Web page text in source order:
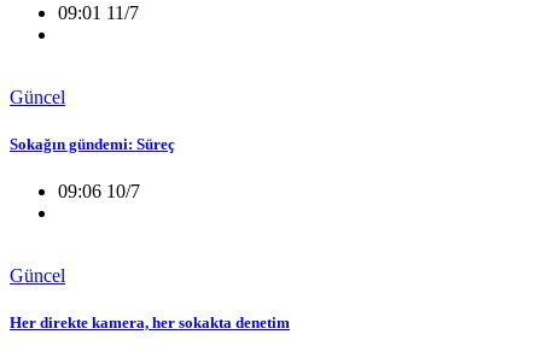
09:01 11/7
Güncel
Sokağın gündemi: Süreç
09:06 10/7
Güncel
Her direkte kamera, her sokakta denetim